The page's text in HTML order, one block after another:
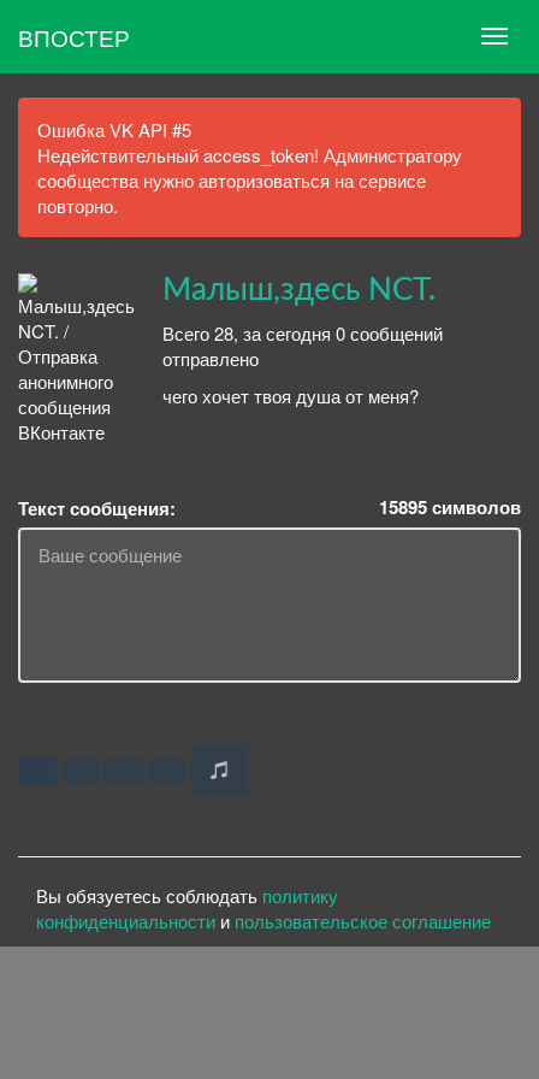
ВПОСТЕР
Ошибка VK API #5
Недействительный access_token! Администратору
сообщества нужно авторизоваться на сервисе
повторно.
Малыш,здесь NCT.
Всего 28, за сегодня 0 сообщений
отправлено
чего хочет твоя душа от меня?
Текст сообщения: 15895символов
Вы обязуетесь соблюдать политику
конфиденциальности и пользовательское соглашение